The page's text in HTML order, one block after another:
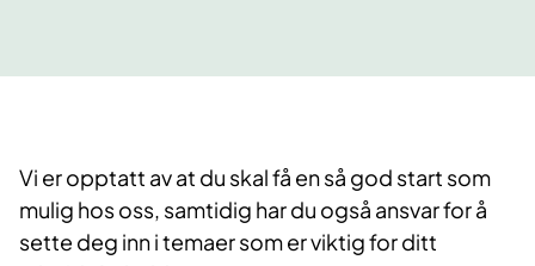
Vi er opptatt av at du skal få en så god start som
mulig hos oss, samtidig har du også ansvar for å
sette deg inn i temaer som er viktig for ditt